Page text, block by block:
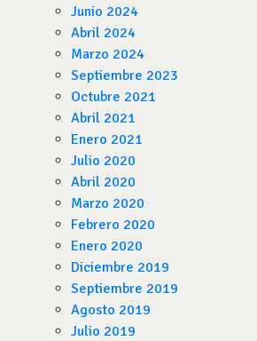
Junio 2024
Abril 2024
Marzo 2024
Septiembre 2023
Octubre 2021
Abril 2021
Enero 2021
Julio 2020
Abril 2020
Marzo 2020
Febrero 2020
Enero 2020
Diciembre 2019
Septiembre 2019
Agosto 2019
Julio 2019